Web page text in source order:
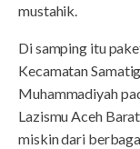
mustahik.
Di samping itu
Kecamatan
Muhammadiyah
Lazismu Aceh
miskin dari